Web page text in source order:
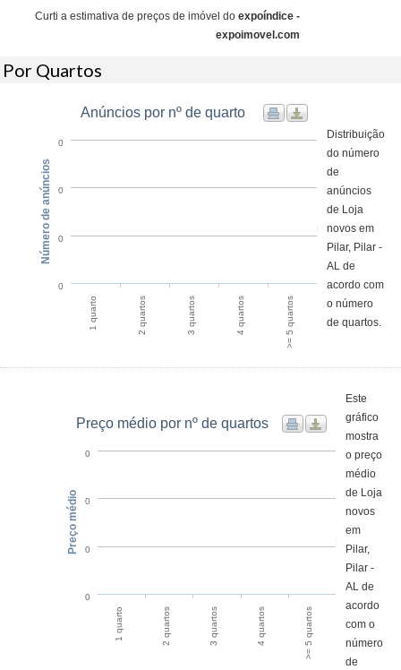
Curti a estimativa de preços de imóvel do expoíndice -
expoimovel.com
Por Quartos
Anúncios por nº de quarto
1 quarto 2 quartos 3 quartos 4 quartos >= 5 quartos
0
0
0
0
Número de anúncios
Distribuição
do número
de
anúncios
de Loja
novos em
Pilar, Pilar -
AL de
acordo com
o número
de quartos.
Preço médio por nº de quartos
1 quarto 2 quartos 3 quartos 4 quartos >= 5 quartos
0
0
0
0
Preço médio
Este
gráfico
mostra
o preço
médio
de Loja
novos
em
Pilar,
Pilar -
AL de
acordo
com o
número
de